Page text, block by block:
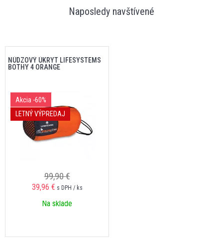
Naposledy navštívené
NÚDZOVÝ ÚKRYT LIFESYSTEMS
BOTHY 4 ORANGE
Akcia -60%
LETNÝ VÝPREDAJ
99,90 €
39,96 € s DPH / ks
Na sklade